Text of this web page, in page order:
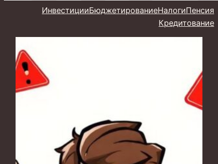
ИнвестицииБюджетированиеНалогиПенсия
Кредитование